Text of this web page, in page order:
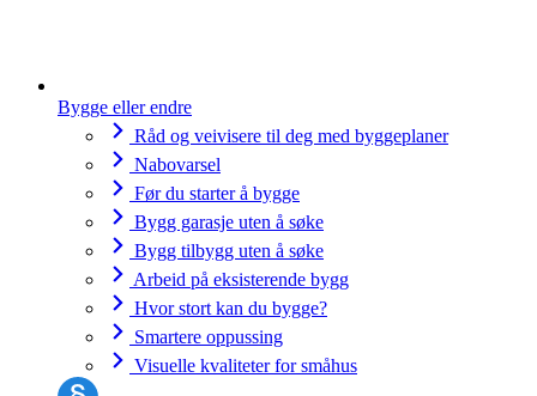
Bygge eller endre
Råd og veivisere til deg med byggeplaner
Nabovarsel
Før du starter å bygge
Bygg garasje uten å søke
Bygg tilbygg uten å søke
Arbeid på eksisterende bygg
Hvor stort kan du bygge?
Smartere oppussing
Visuelle kvaliteter for småhus